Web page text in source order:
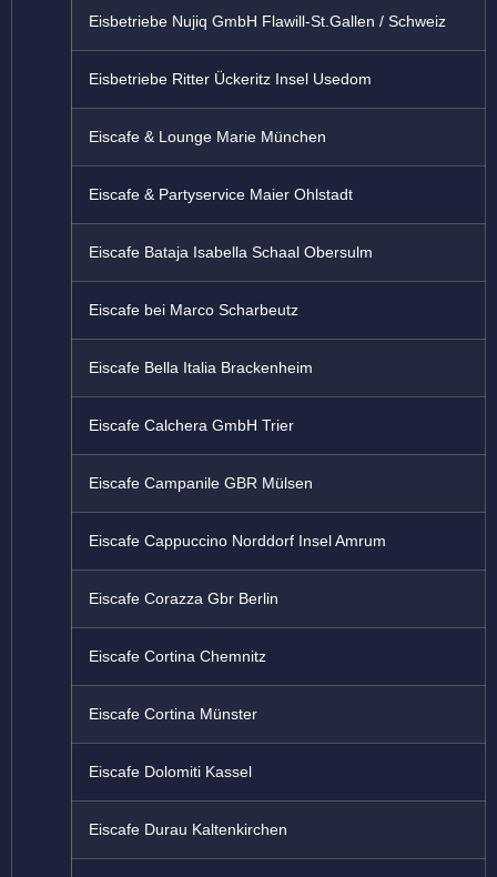
Eisbetriebe Nujiq GmbH Flawill-St.Gallen / Schweiz
Eisbetriebe Ritter Ückeritz Insel Usedom
Eiscafe & Lounge Marie München
Eiscafe & Partyservice Maier Ohlstadt
Eiscafe Bataja Isabella Schaal Obersulm
Eiscafe bei Marco Scharbeutz
Eiscafe Bella Italia Brackenheim
Eiscafe Calchera GmbH Trier
Eiscafe Campanile GBR Mülsen
Eiscafe Cappuccino Norddorf Insel Amrum
Eiscafe Corazza Gbr Berlin
Eiscafe Cortina Chemnitz
Eiscafe Cortina Münster
Eiscafe Dolomiti Kassel
Eiscafe Durau Kaltenkirchen